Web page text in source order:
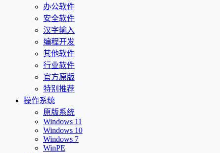
办公软件
安全软件
汉字输入
编程开发
其他软件
行业软件
官方原版
特别推荐
操作系统
原版系统
Windows 11
Windows 10
Windows 7
WinPE